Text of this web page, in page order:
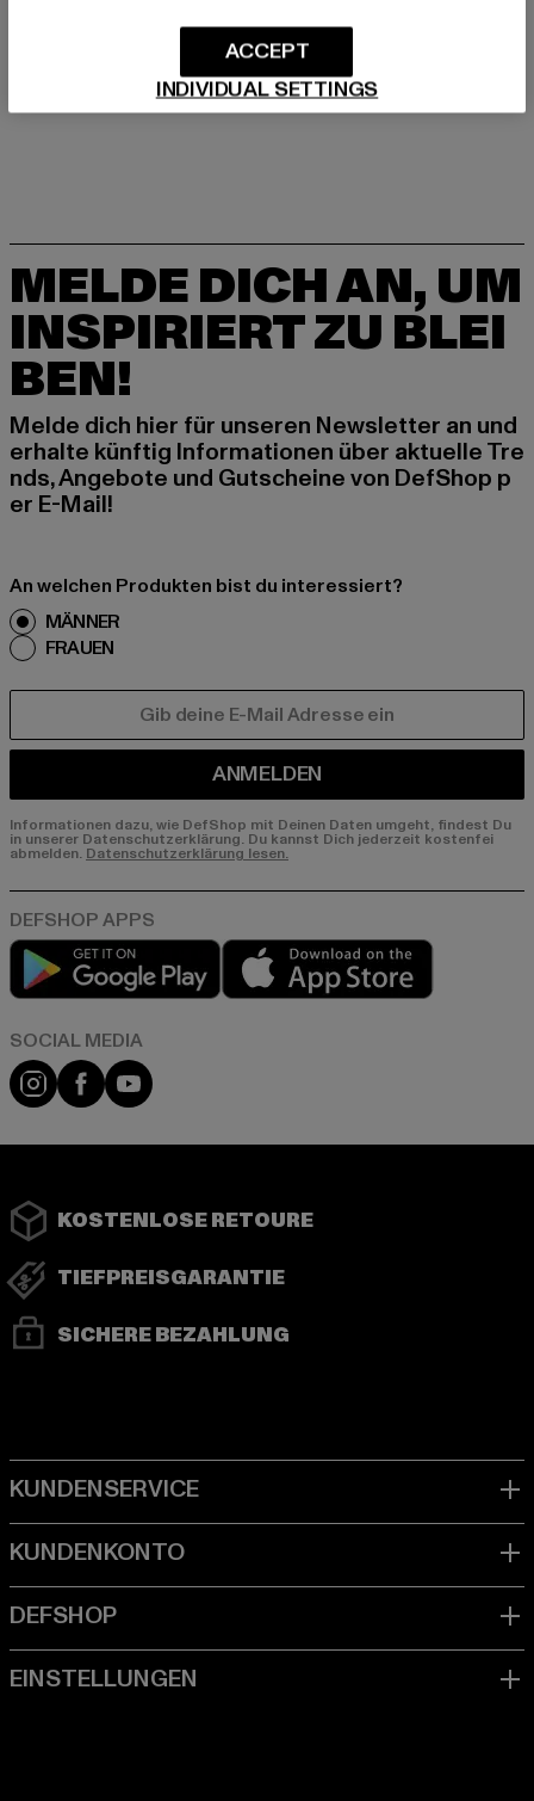
PFLEGEHINWEISE
LIEFERUNG & RÜCKGABE
MELDE DICH AN, UM
INSPIRIERT ZU BLEI
BEN!
Melde dich hier für unseren Newsletter an und
erhalte künftig Informationen über aktuelle Tre
nds, Angebote und Gutscheine von DefShop p
er E-Mail!
An welchen Produkten bist du interessiert?
MÄNNER
FRAUEN
ANMELDEN
Informationen dazu, wie DefShop mit Deinen Daten umgeht, findest Du
in unserer Datenschutzerklärung. Du kannst Dich jederzeit kostenfei
abmelden. Datenschutzerklärung lesen.
Play market
Instagram
FacebookYouTube
KOSTENLOSE RETOURE
TIEFPREISGARANTIE
SICHERE BEZAHLUNG
INDIVIDUAL SETTINGS
ACCEPT